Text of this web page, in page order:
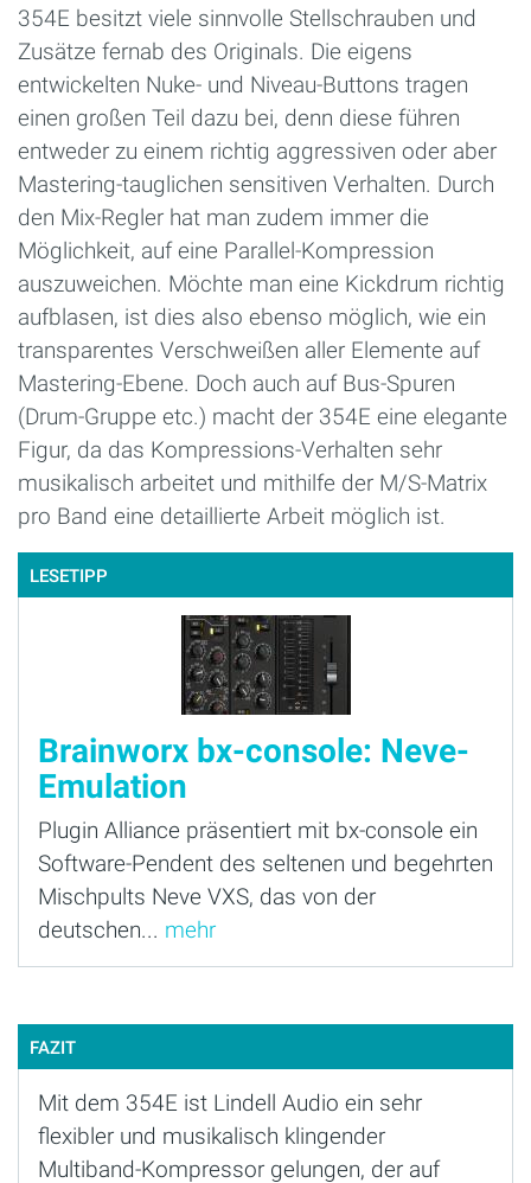
354E besitzt viele sinnvolle Stellschrauben und
Zusätze fernab des Originals. Die eigens
entwickelten Nuke- und Niveau-Buttons tragen
einen großen Teil dazu bei, denn diese führen
entweder zu einem richtig aggressiven oder aber
Mastering-tauglichen sensitiven Verhalten. Durch
den Mix-Regler hat man zudem immer die
Möglichkeit, auf eine Parallel-Kompression
auszuweichen. Möchte man eine Kickdrum richtig
aufblasen, ist dies also ebenso möglich, wie ein
transparentes Verschweißen aller Elemente auf
Mastering-Ebene. Doch auch auf Bus-Spuren
(Drum-Gruppe etc.) macht der 354E eine elegante
Figur, da das Kompressions-Verhalten sehr
musikalisch arbeitet und mithilfe der M/S-Matrix
pro Band eine detaillierte Arbeit möglich ist.
LESETIPP
Brainworx bx-console: Neve-
Emulation
Plugin Alliance präsentiert mit bx-console ein
Software-Pendent des seltenen und begehrten
Mischpults Neve VXS, das von der
deutschen... mehr
FAZIT
Mit dem 354E ist Lindell Audio ein sehr
flexibler und musikalisch klingender
Multiband-Kompressor gelungen, der auf